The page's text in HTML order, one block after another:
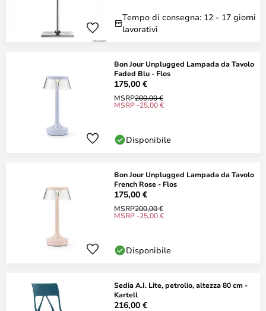
Tempo di consegna: 12 - 17 giorni
lavorativi
Bon Jour Unplugged Lampada da Tavolo
Faded Blu - Flos
175,00 €
MSRP200,00 €
MSRP -25,00 €
Disponibile
Bon Jour Unplugged Lampada da Tavolo
French Rose - Flos
175,00 €
MSRP200,00 €
MSRP -25,00 €
Disponibile
Sedia A.I. Lite, petrolio, altezza 80 cm -
Kartell
216,00 €